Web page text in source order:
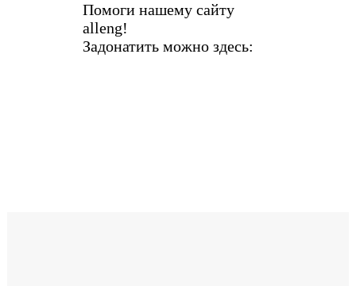
Помоги нашему сайту
alleng!
Задонатить можно здесь: